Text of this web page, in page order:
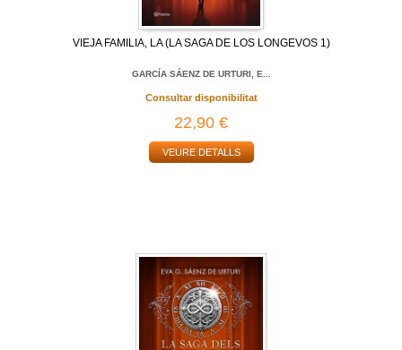
VIEJA FAMILIA, LA (LA SAGA DE LOS LONGEVOS 1)
GARCÍA SÁENZ DE URTURI, E...
Consultar disponibilitat
22,90 €
VEURE DETALLS